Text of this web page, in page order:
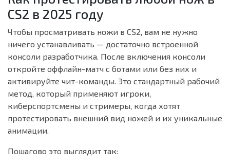
CS2 в 2025 году
Чтобы просматривать ножи в CS2, вам не нужно
ничего устанавливать — достаточно встроенной
консоли разработчика. После включения консоли
откройте оффлайн-матч с ботами или без них и
активируйте чит-команды. Это стандартный рабочий
метод, который применяют игроки,
киберспортсмены и стримеры, когда хотят
протестировать внешний вид ножей и их уникальные
анимации.
Пошагово это выглядит так: